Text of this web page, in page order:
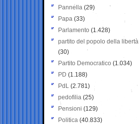
Pannella (29)
Papa (33)
Parlamento (1.428)
partito del popolo della libertà
(30)
Partito Democratico (1.034)
PD (1.188)
PdL (2.781)
pedofilia (25)
Pensioni (129)
Politica (40.833)